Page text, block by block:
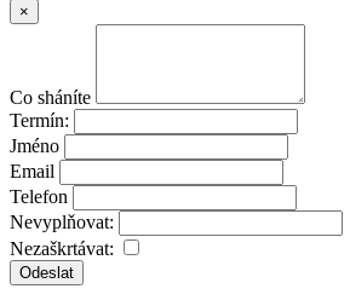
×
Co sháníte
Termín:
Jméno
Email
Telefon
Nevyplňovat:
Nezaškrtávat:
Odeslat